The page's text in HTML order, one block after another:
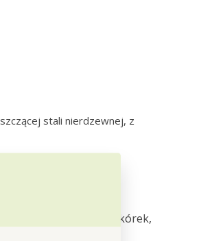
stali nierdzewnej, z
do obierania cienkich skórek,